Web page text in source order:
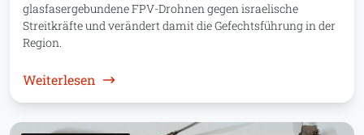
glasfasergebundene FPV-Drohnen gegen israelische
Streitkräfte und verändert damit die Gefechtsführung in der
Region.
Weiterlesen : Libanon: Glasfaser-Drohnen verändern